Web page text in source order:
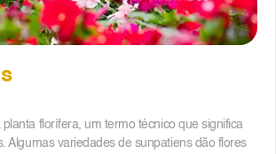
florífera, um termo técnico que significa
Algumas variedades de sunpatiens dão flores